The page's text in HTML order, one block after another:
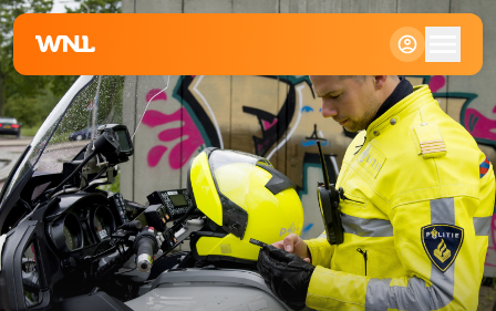
Klein
Standaard
Groot